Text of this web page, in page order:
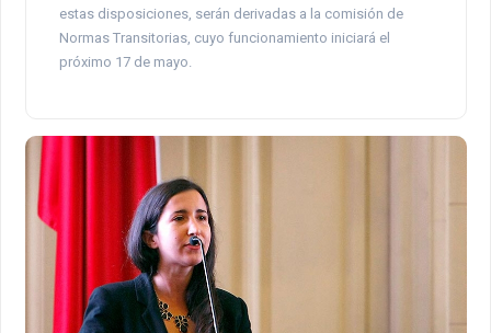
estas disposiciones, serán derivadas a la comisión de
Normas Transitorias, cuyo funcionamiento iniciará el
próximo 17 de mayo.